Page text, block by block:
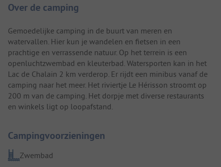
Over de camping
Gemoedelijke camping in de buurt van meren en
watervallen. Hier kun je wandelen en fietsen in een
prachtige en verrassende natuur. Op het terrein is een
openluchtzwembad en kleuterbad. Watersporten kan in het
Lac de Chalain 2 km verderop. Er rijdt een minibus vanaf de
camping naar het meer. Het riviertje Le Hérisson stroomt op
200 m van de camping. Het dorpje met diverse restaurants
en winkels ligt op loopafstand.
Campingvoorzieningen
Zwembad